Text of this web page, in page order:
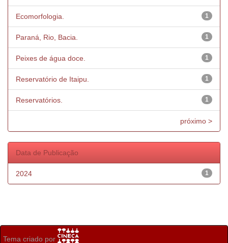
1
Ecomorfologia.
1
Paraná, Rio, Bacia.
1
Peixes de água doce.
1
Reservatório de Itaipu.
1
Reservatórios.
próximo >
Data de Publicação
1
2024
Tema criado por